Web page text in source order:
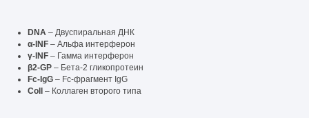
DNA – Двуспиральная ДНК
α-INF – Альфа интерферон
γ-INF – Гамма интерферон
β2-GP – Бета-2 гликопротеин
Fc-IgG – Fc-фрагмент IgG
Coll – Коллаген второго типа